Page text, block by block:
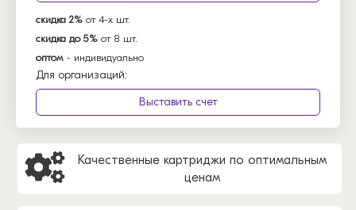
скидка 2% от 4-х шт.
скидка до 5% от 8 шт.
оптом - индивидуально
Для организаций:
Выставить счет
Качественные картриджи по оптимальным
ценам